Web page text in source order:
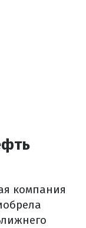
компания